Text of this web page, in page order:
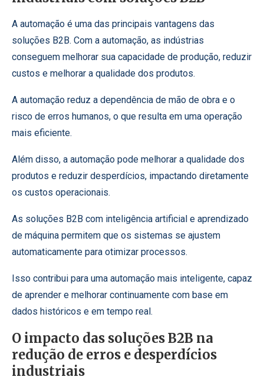
A automação é uma das principais vantagens das
soluções B2B. Com a automação, as indústrias
conseguem melhorar sua capacidade de produção, reduzir
custos e melhorar a qualidade dos produtos.
A automação reduz a dependência de mão de obra e o
risco de erros humanos, o que resulta em uma operação
mais eficiente.
Além disso, a automação pode melhorar a qualidade dos
produtos e reduzir desperdícios, impactando diretamente
os custos operacionais.
As soluções B2B com inteligência artificial e aprendizado
de máquina permitem que os sistemas se ajustem
automaticamente para otimizar processos.
Isso contribui para uma automação mais inteligente, capaz
de aprender e melhorar continuamente com base em
dados históricos e em tempo real.
O impacto das soluções B2B na
redução de erros e desperdícios
industriais